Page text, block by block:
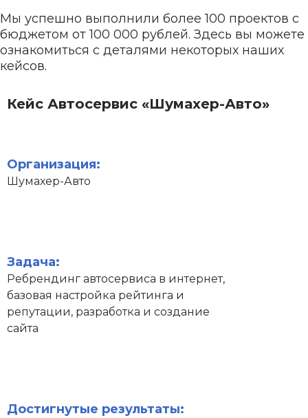
Мы успешно выполнили более 100 проектов с
бюджетом от 100 000 рублей. Здесь вы можете
ознакомиться с деталями некоторых наших
кейсов.
Кейс Автосервис «Шумахер-Авто»
Организация:
Шумахер-Авто
Задача:
Ребрендинг автосервиса в интернет,
базовая настройка рейтинга и
репутации, разработка и создание
сайта
Достигнутые результаты: